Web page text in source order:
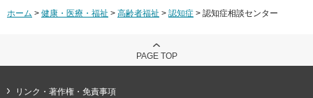
ホーム > 健康・医療・福祉 > 高齢者福祉 > 認知症 > 認知症相談センター
PAGE TOP
リンク・著作権・免責事項